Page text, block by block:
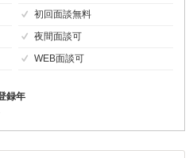
初回面談無料
夜間面談可
WEB面談可
録年